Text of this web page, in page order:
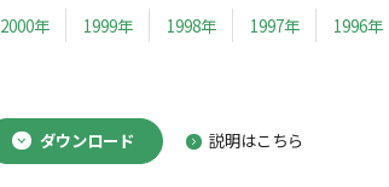
2000年
1999年 1998年 1997年 1996年
ダウンロード 説明はこちら